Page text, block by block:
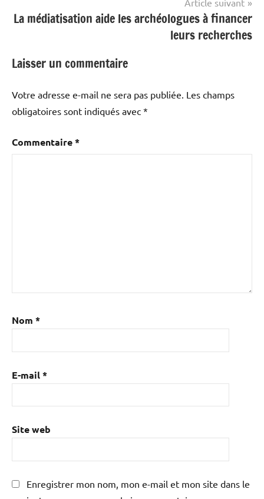
Article suivant
La médiatisation aide les archéologues à financer
leurs recherches
Laisser un commentaire
Votre adresse e-mail ne sera pas publiée. Les champs
obligatoires sont indiqués avec *
Commentaire*
Nom *
E-mail*
Site web
Enregistrer mon nom, mon e-mail et mon site dans le